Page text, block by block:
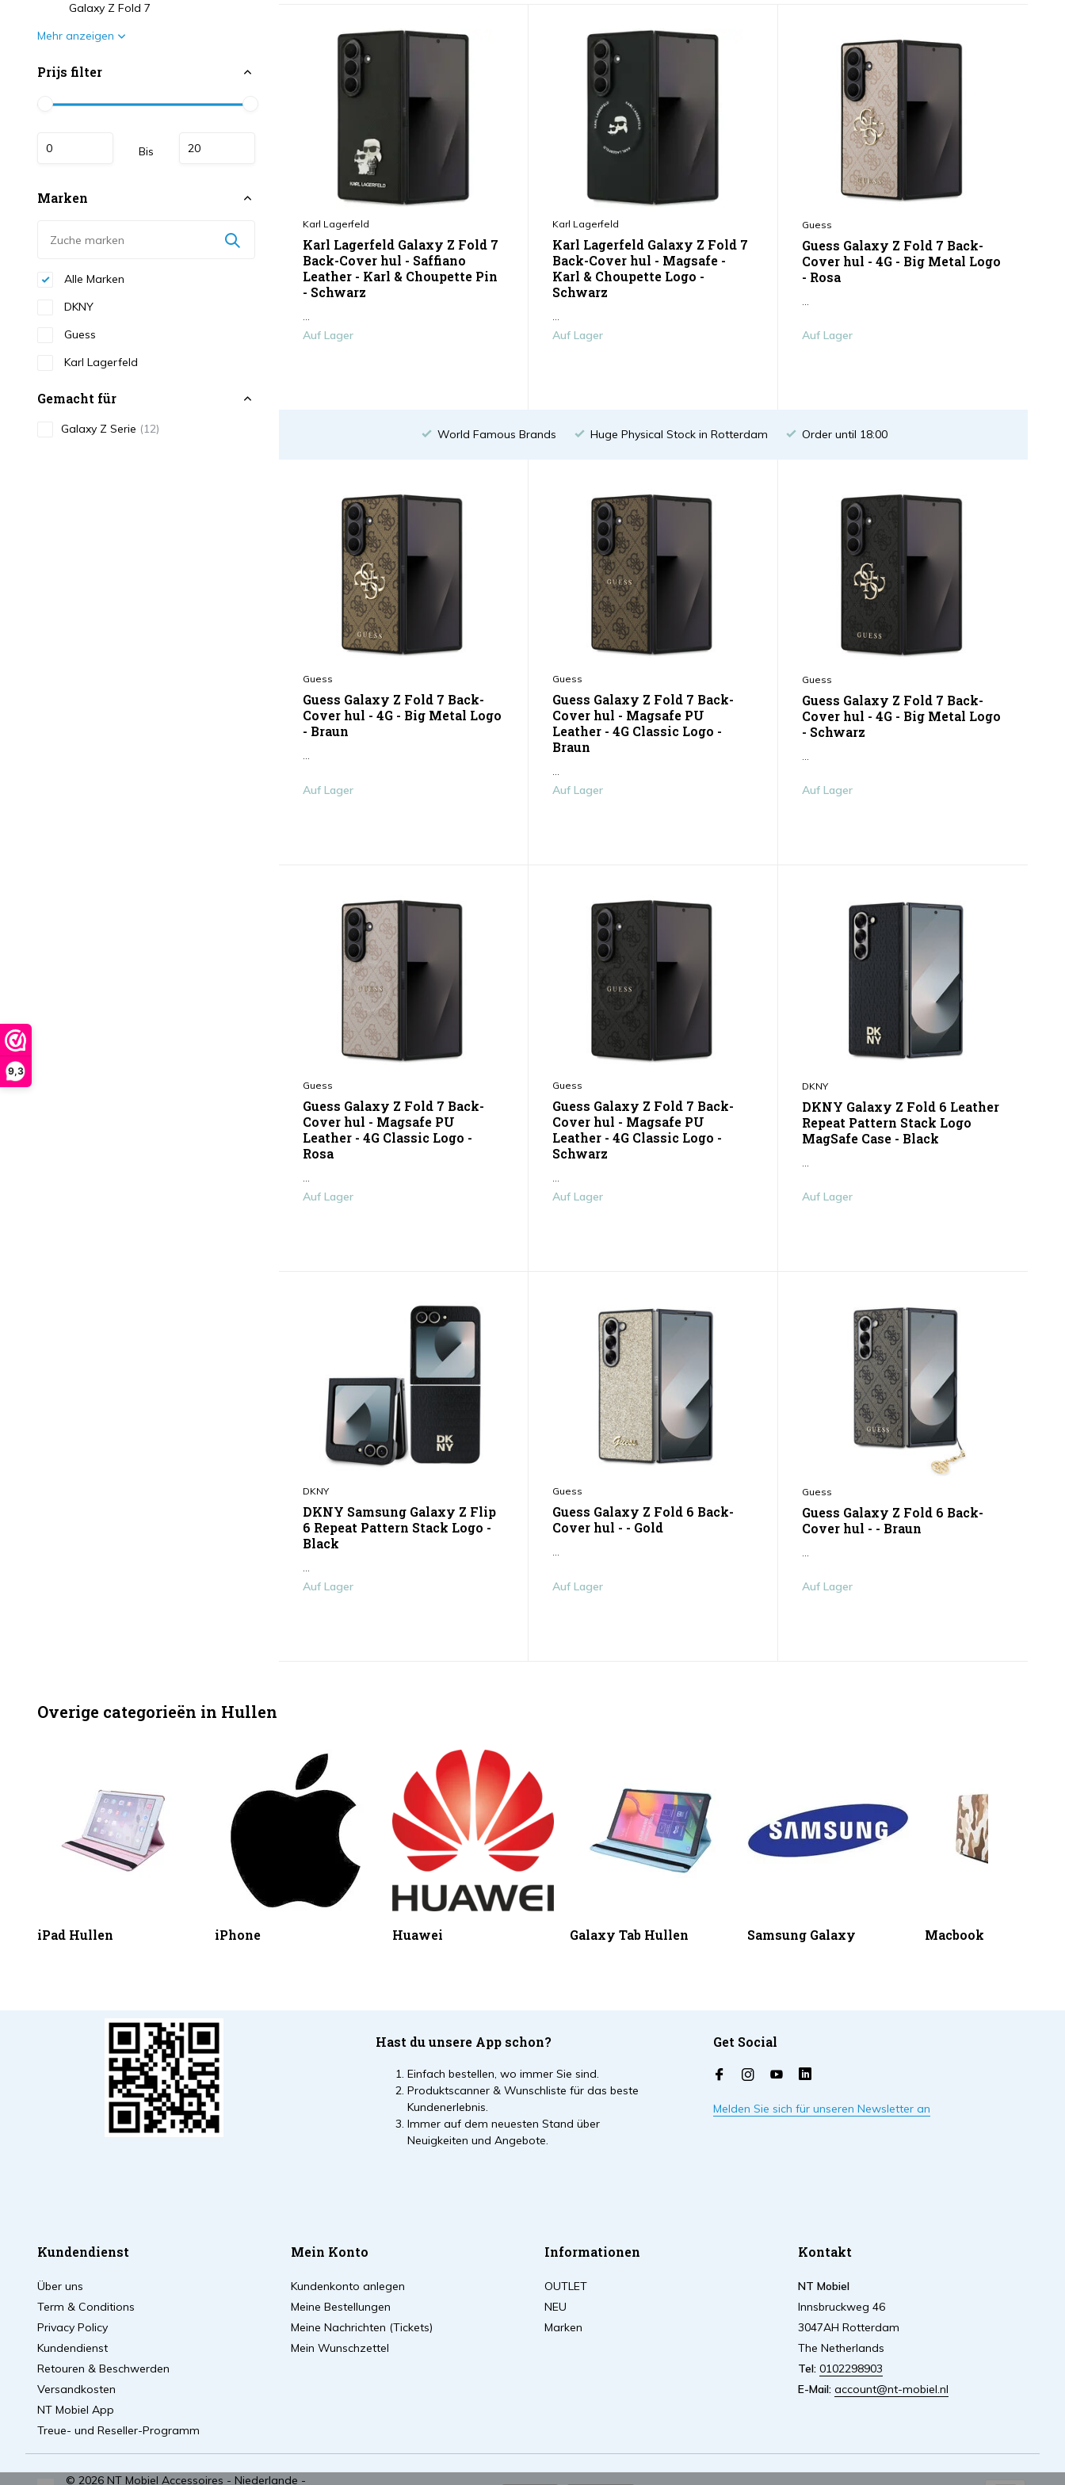
9,3
Galaxy Z Fold 7
Mehr anzeigen
Prijs filter
Bis
Marken
Alle Marken
DKNY
Guess
Karl Lagerfeld
Gemacht für
Galaxy Z Serie (12)
Karl Lagerfeld
Karl Lagerfeld Galaxy Z Fold 7
Back-Cover hul - Saffiano
Leather - Karl & Choupette Pin
- Schwarz
...
Auf Lager
Karl Lagerfeld
Karl Lagerfeld Galaxy Z Fold 7
Back-Cover hul - Magsafe -
Karl & Choupette Logo -
Schwarz
...
Auf Lager
Guess
Guess Galaxy Z Fold 7 Back-
Cover hul - 4G - Big Metal Logo
- Rosa
...
Auf Lager
World Famous Brands Huge Physical Stock in Rotterdam Order until 18:00
Guess
Guess Galaxy Z Fold 7 Back-
Cover hul - 4G - Big Metal Logo
- Braun
...
Auf Lager
Guess
Guess Galaxy Z Fold 7 Back-
Cover hul - Magsafe PU
Leather - 4G Classic Logo -
Braun
...
Auf Lager
Guess
Guess Galaxy Z Fold 7 Back-
Cover hul - 4G - Big Metal Logo
- Schwarz
...
Auf Lager
Guess
Guess Galaxy Z Fold 7 Back-
Cover hul - Magsafe PU
Leather - 4G Classic Logo -
Rosa
Auf Lager
Guess
Guess Galaxy Z Fold 7 Back-
Cover hul - Magsafe PU
Leather - 4G Classic Logo -
Schwarz
Auf Lager
DKNY
DKNY Galaxy Z Fold 6 Leather
Repeat Pattern Stack Logo
MagSafe Case - Black
Auf Lager
DKNY
DKNY Samsung Galaxy Z Flip
6 Repeat Pattern Stack Logo -
Black
Auf Lager
Guess
Guess Galaxy Z Fold 6 Back-
Cover hul - - Gold
Auf Lager
Guess
Guess Galaxy Z Fold 6 Back-
Cover hul - - Braun
Auf Lager
Overige categorieën in Hullen
iPad Hullen iPhone Huawei Galaxy Tab Hullen Samsung Galaxy Macbook
Hast du unsere App schon?
Einfach bestellen, wo immer Sie sind.
Produktscanner & Wunschliste für das beste
Kundenerlebnis.
Immer auf dem neuesten Stand über
Neuigkeiten und Angebote.
Get Social
Melden Sie sich für unseren Newsletter an
Kundendienst
Über uns
Term & Conditions
Privacy Policy
Kundendienst
Retouren & Beschwerden
Versandkosten
NT Mobiel App
Treue- und Reseller-Programm
Mein Konto
Kundenkonto anlegen
Meine Bestellungen
Meine Nachrichten (Tickets)
Mein Wunschzettel
Informationen
OUTLET
NEU
Marken
Kontakt
NT Mobiel
Innsbruckweg 46
3047AH Rotterdam
The Netherlands
Tel: 0102298903
E-Mail: account@nt-mobiel.nl
© 2026 NT Mobiel Accessoires - Niederlande -